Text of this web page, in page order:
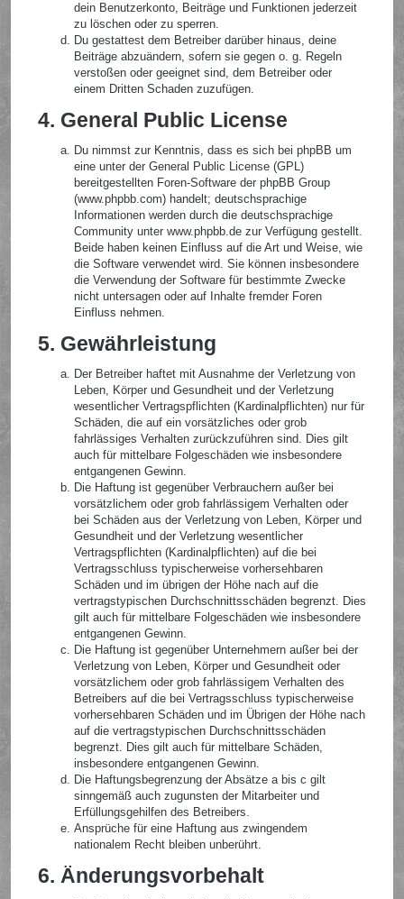
dein Benutzerkonto, Beiträge und Funktionen jederzeit
zu löschen oder zu sperren.
Du gestattest dem Betreiber darüber hinaus, deine
Beiträge abzuändern, sofern sie gegen o. g. Regeln
verstoßen oder geeignet sind, dem Betreiber oder
einem Dritten Schaden zuzufügen.
4. General Public License
Du nimmst zur Kenntnis, dass es sich bei phpBB um
eine unter der General Public License (GPL)
bereitgestellten Foren-Software der phpBB Group
(www.phpbb.com) handelt; deutschsprachige
Informationen werden durch die deutschsprachige
Community unter www.phpbb.de zur Verfügung gestellt.
Beide haben keinen Einfluss auf die Art und Weise, wie
die Software verwendet wird. Sie können insbesondere
die Verwendung der Software für bestimmte Zwecke
nicht untersagen oder auf Inhalte fremder Foren
Einfluss nehmen.
5. Gewährleistung
Der Betreiber haftet mit Ausnahme der Verletzung von
Leben, Körper und Gesundheit und der Verletzung
wesentlicher Vertragspflichten (Kardinalpflichten) nur für
Schäden, die auf ein vorsätzliches oder grob
fahrlässiges Verhalten zurückzuführen sind. Dies gilt
auch für mittelbare Folgeschäden wie insbesondere
entgangenen Gewinn.
Die Haftung ist gegenüber Verbrauchern außer bei
vorsätzlichem oder grob fahrlässigem Verhalten oder
bei Schäden aus der Verletzung von Leben, Körper und
Gesundheit und der Verletzung wesentlicher
Vertragspflichten (Kardinalpflichten) auf die bei
Vertragsschluss typischerweise vorhersehbaren
Schäden und im übrigen der Höhe nach auf die
vertragstypischen Durchschnittsschäden begrenzt. Dies
gilt auch für mittelbare Folgeschäden wie insbesondere
entgangenen Gewinn.
Die Haftung ist gegenüber Unternehmern außer bei der
Verletzung von Leben, Körper und Gesundheit oder
vorsätzlichem oder grob fahrlässigem Verhalten des
Betreibers auf die bei Vertragsschluss typischerweise
vorhersehbaren Schäden und im Übrigen der Höhe nach
auf die vertragstypischen Durchschnittsschäden
begrenzt. Dies gilt auch für mittelbare Schäden,
insbesondere entgangenen Gewinn.
Die Haftungsbegrenzung der Absätze a bis c gilt
sinngemäß auch zugunsten der Mitarbeiter und
Erfüllungsgehilfen des Betreibers.
Ansprüche für eine Haftung aus zwingendem
nationalem Recht bleiben unberührt.
6. Änderungsvorbehalt